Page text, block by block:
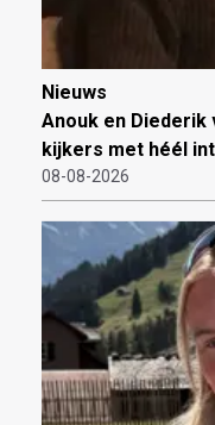
Nieuws
Anouk en
kijkers met héél
08-08-2026